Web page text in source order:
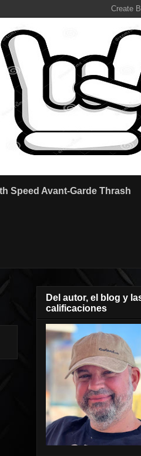
Speed Avant-Garde Thrash
Del autor, el blog y
calificaciones